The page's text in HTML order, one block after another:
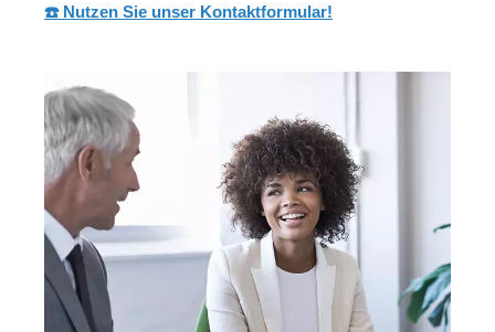
☎️ Nutzen Sie unser Kontaktformular!